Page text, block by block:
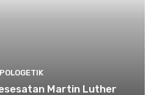
Martin Luther